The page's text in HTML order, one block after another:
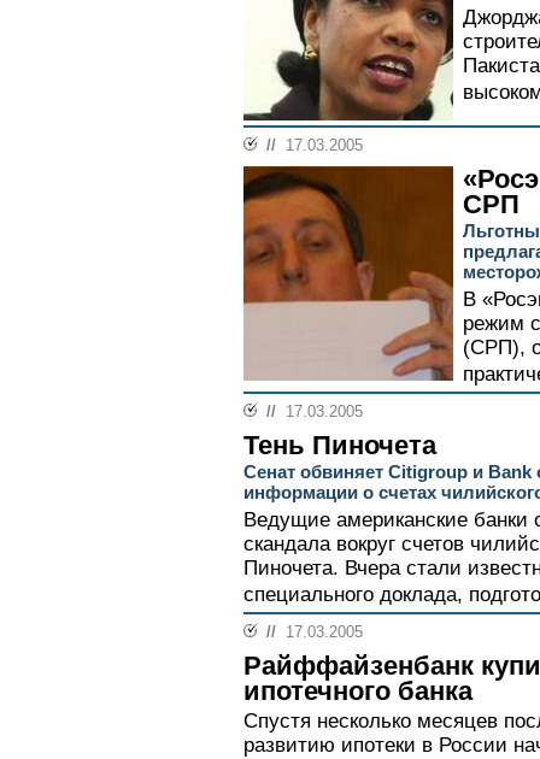
// 17.03.2005
СРП
В
режим
(СРП),
// 17.03.2005
Тень Пиночета
Сенат обвиняет Citigroup и
информации о счетах
Ведущие американские банки
скандала вокруг счетов
Пиночета. Вчера стали
специального доклада,
// 17.03.2005
Райффайзенбанк
ипотечного банка
Спустя несколько месяцев
развитию ипотеки в России